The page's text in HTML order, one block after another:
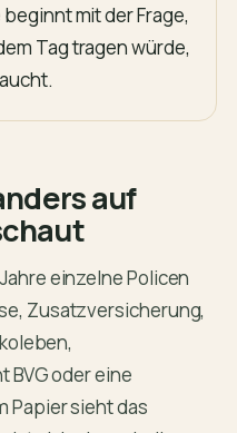
mit der Frage,
Tag tragen würde,
auf
einzelne Policen
Zusatzversicherung,
BVG oder eine
Papier sieht das